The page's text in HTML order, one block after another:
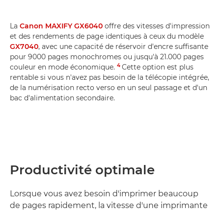
La Canon MAXIFY GX6040 offre des vitesses d'impression
et des rendements de page identiques à ceux du modèle
GX7040, avec une capacité de réservoir d'encre suffisante
pour 9000 pages monochromes ou jusqu'à 21.000 pages
couleur en mode économique. 4 Cette option est plus
rentable si vous n'avez pas besoin de la télécopie intégrée,
de la numérisation recto verso en un seul passage et d'un
bac d'alimentation secondaire.
Productivité optimale
Lorsque vous avez besoin d'imprimer beaucoup
de pages rapidement, la vitesse d'une imprimante